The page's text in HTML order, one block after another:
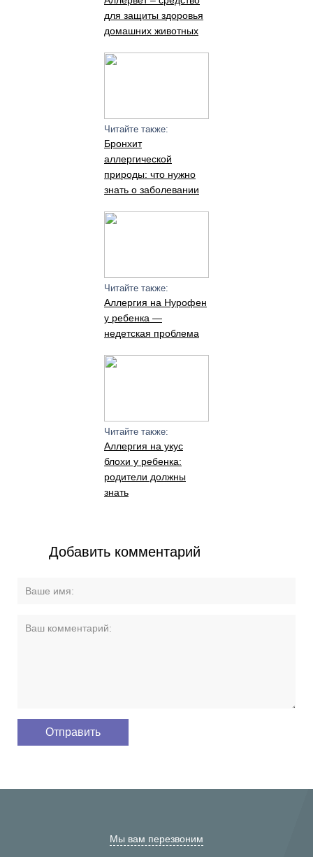
для защиты здоровья
домашних животных
Читайте также:
Бронхит
аллергической
природы: что нужно
знать о заболевании
Читайте также:
Аллергия на Нурофен
у ребенка —
недетская проблема
Читайте также:
Аллергия на укус
блохи у ребенка:
родители должны
знать
Добавить комментарий
Мы вам перезвоним